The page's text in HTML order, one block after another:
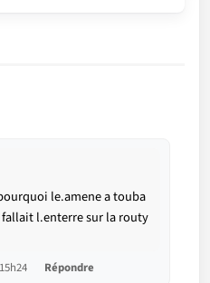
le.amene a touba
fallait l.enterre sur la routy
Répondre